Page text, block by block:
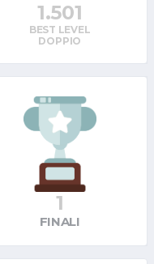
1.501
BEST LEVEL
DOPPIO
1
FINALI